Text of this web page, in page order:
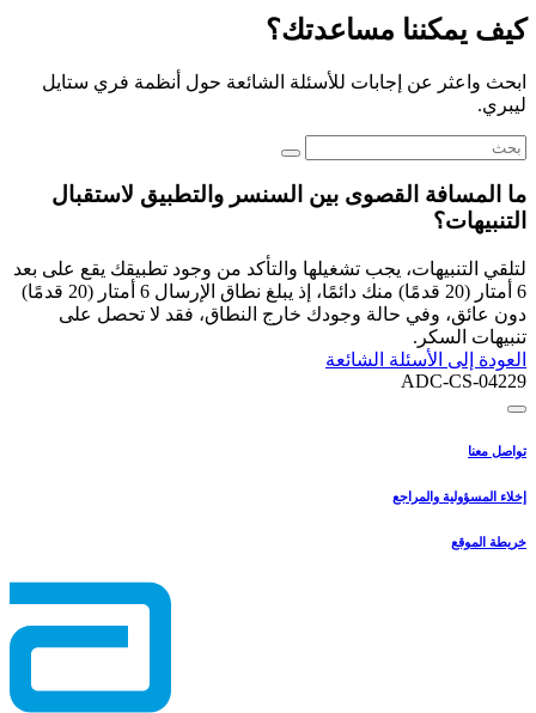
كيف يمكننا مساعدتك؟
ابحث واعثر عن إجابات للأسئلة الشائعة حول أنظمة فري ستايل
ليبري.
ما المسافة القصوى بين السنسر والتطبيق لاستقبال
التنبيهات؟
لتلقي التنبيهات، يجب تشغيلها والتأكد من وجود تطبيقك يقع على بعد
6 أمتار (20 قدمًا) منك دائمًا، إذ يبلغ نطاق الإرسال 6 أمتار (20 قدمًا)
دون عائق، وفي حالة وجودك خارج النطاق، فقد لا تحصل على
تنبيهات السكر.
العودة إلى الأسئلة الشائعة
ADC-CS-04229
تواصل معنا
إخلاء المسؤولية والمراجع
خريطة الموقع